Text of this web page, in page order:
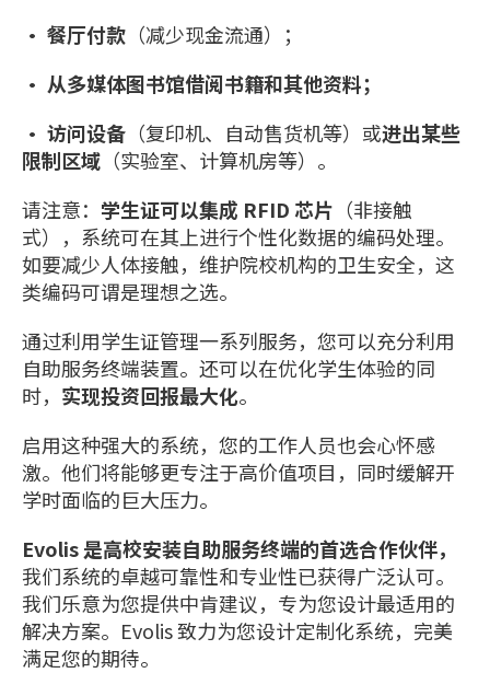
• 餐厅付款 （减少现金流通）；
• 从多媒体图书馆借阅书籍和其他资料；
• 访问设备 （复印机、自动售货机等）或进出某些
限制区域 （实验室、计算机房等）。
请注意： 学生证可以集成 RFID 芯片 （非接触
式），系统可在其上进行个性化数据的编码处理。
如要减少人体接触，维护院校机构的卫生安全，这
类编码可谓是理想之选。
通过利用学生证管理一系列服务，您可以充分利用
自助服务终端装置。还可以在优化学生体验的同
时， 实现投资回报最大化。
启用这种强大的系统，您的工作人员也会心怀感
激。他们将能够更专注于高价值项目，同时缓解开
学时面临的巨大压力。
Evolis 是高校安装自助服务终端的首选合作伙伴，
我们系统的卓越可靠性和专业性已获得广泛认可。
我们乐意为您提供中肯建议，专为您设计最适用的
解决方案。Evolis 致力为您设计定制化系统，完美
满足您的期待。